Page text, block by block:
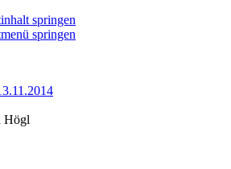
springen
springen
Högl